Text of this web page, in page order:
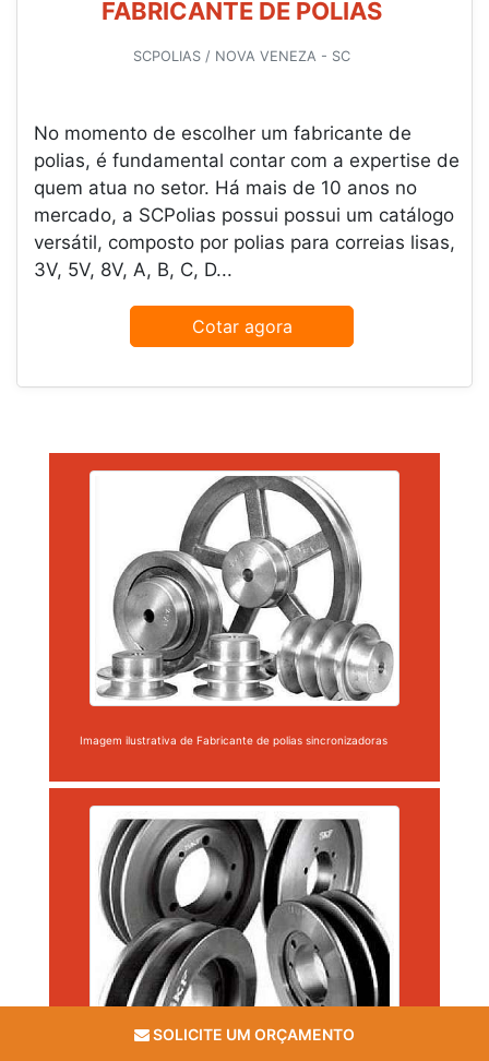
FABRICANTE DE POLIAS
SCPOLIAS / NOVA VENEZA - SC
No momento de escolher um fabricante de
polias, é fundamental contar com a expertise de
quem atua no setor. Há mais de 10 anos no
mercado, a SCPolias possui possui um catálogo
versátil, composto por polias para correias lisas,
3V, 5V, 8V, A, B, C, D...
Cotar agora
Imagem ilustrativa de Fabricante de polias sincronizadoras
SOLICITE UM ORÇAMENTO